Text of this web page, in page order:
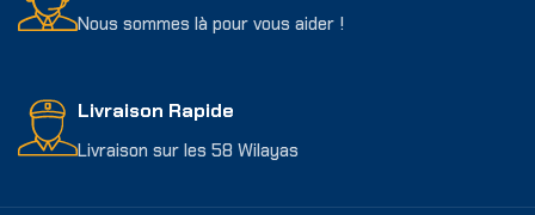
Nous sommes là pour vous aider !
Livraison Rapide
Livraison sur les 58 Wilayas